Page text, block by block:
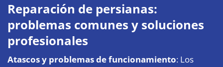
Reparación de persianas:
problemas comunes y soluciones
profesionales
Atascos y problemas de funcionamiento: Los